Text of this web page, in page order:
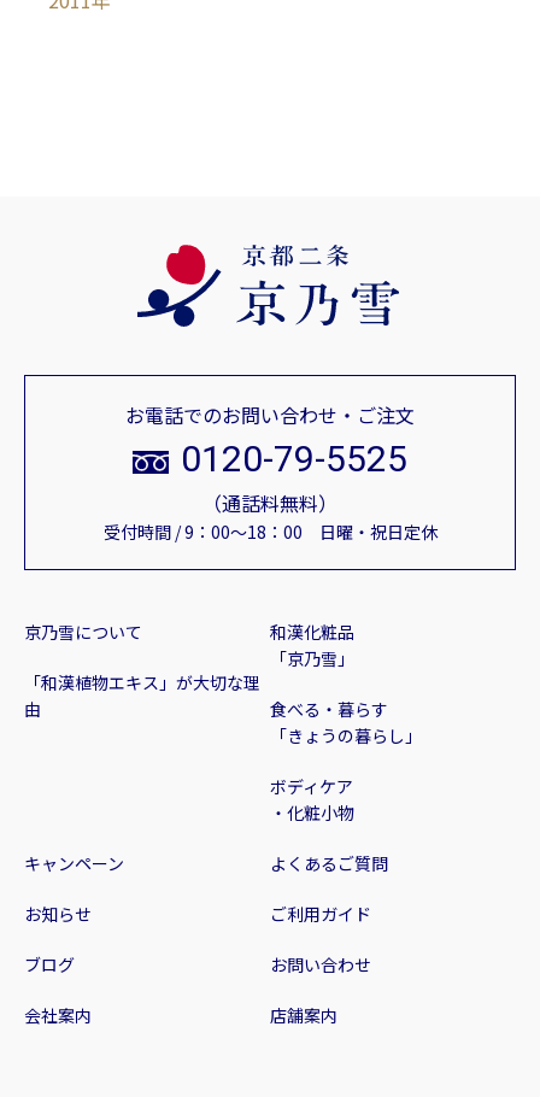
京乃雪について
「和漢植物エキス」が大切な理
由
和漢化粧品
「京乃雪」
食べる・暮らす
「きょうの暮らし」
ボディケア
・化粧小物
キャンペーン
お知らせ
ブログ
会社案内 店舗案内
よくあるご質問
ご利用ガイド
お問い合わせ
お電話でのお問い合わせ・ご注文
0120-79-5525
（通話料無料）
受付時間 / 9：00～18：00 日曜・祝日定休